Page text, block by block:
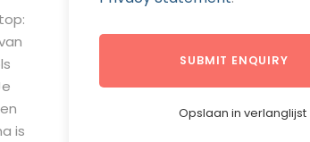
Opslaan in verlanglijst
is